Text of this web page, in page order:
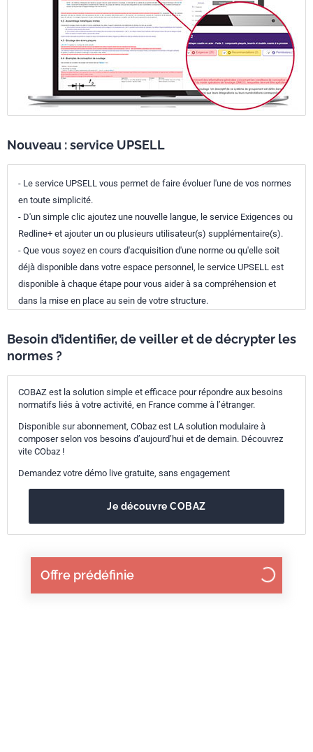
Offre prédéfinie
Nouveau : service UPSELL
- Le service UPSELL vous permet de faire évoluer l'une de vos normes
en toute simplicité.
- D'un simple clic ajoutez une nouvelle langue, le service Exigences ou
Redline+ et ajouter un ou plusieurs utilisateur(s) supplémentaire(s).
- Que vous soyez en cours d'acquisition d'une norme ou qu'elle soit
déjà disponible dans votre espace personnel, le service UPSELL est
disponible à chaque étape pour vous aider à sa compréhension et
dans la mise en place au sein de votre structure.
Besoin d’identifier, de veiller et de décrypter les
normes ?
COBAZ est la solution simple et efficace pour répondre aux besoins
normatifs liés à votre activité, en France comme à l’étranger.
Disponible sur abonnement, CObaz est LA solution modulaire à
composer selon vos besoins d’aujourd’hui et de demain. Découvrez
vite CObaz !
Demandez votre démo live gratuite, sans engagement
Je découvre COBAZ